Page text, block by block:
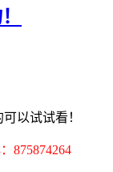
以试试看！
875874264